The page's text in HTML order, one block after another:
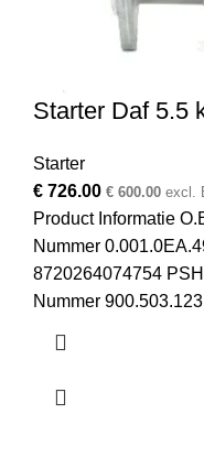
Starter Daf 5.5
Starter
€ 726.00 € 600.00 excl.
Product Informatie
Nummer
8720264074754
Nummer